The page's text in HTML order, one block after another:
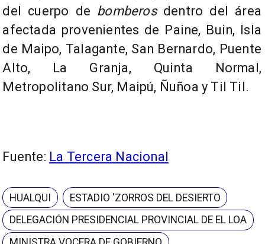
del cuerpo de bomberos dentro del área
afectada provenientes de Paine, Buin, Isla
de Maipo, Talagante, San Bernardo, Puente
Alto, La Granja, Quinta Normal,
Metropolitano Sur, Maipú, Ñuñoa y Til Til.
Fuente: La Tercera Nacional
HUALQUI
ESTADIO 'ZORROS DEL DESIERTO
DELEGACIÓN PRESIDENCIAL PROVINCIAL DE EL LOA